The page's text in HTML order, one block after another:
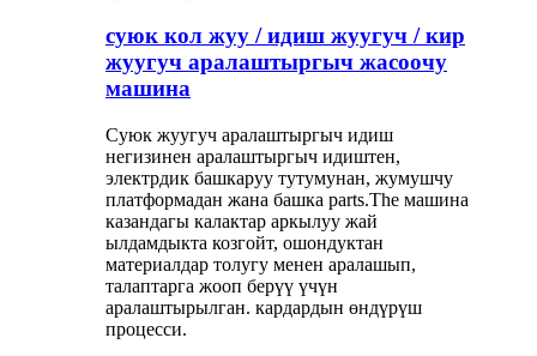
суюк кол жуу / идиш жуугуч / кир
жуугуч аралаштыргыч жасоочу
машина
Суюк жуугуч аралаштыргыч идиш
негизинен аралаштыргыч идиштен,
электрдик башкаруу тутумунан, жумушчу
платформадан жана башка parts.The машина
казандагы калактар ​​аркылуу жай
ылдамдыкта козгойт, ошондуктан
материалдар толугу менен аралашып,
талаптарга жооп берүү үчүн
аралаштырылган. кардардын өндүрүш
процесси.